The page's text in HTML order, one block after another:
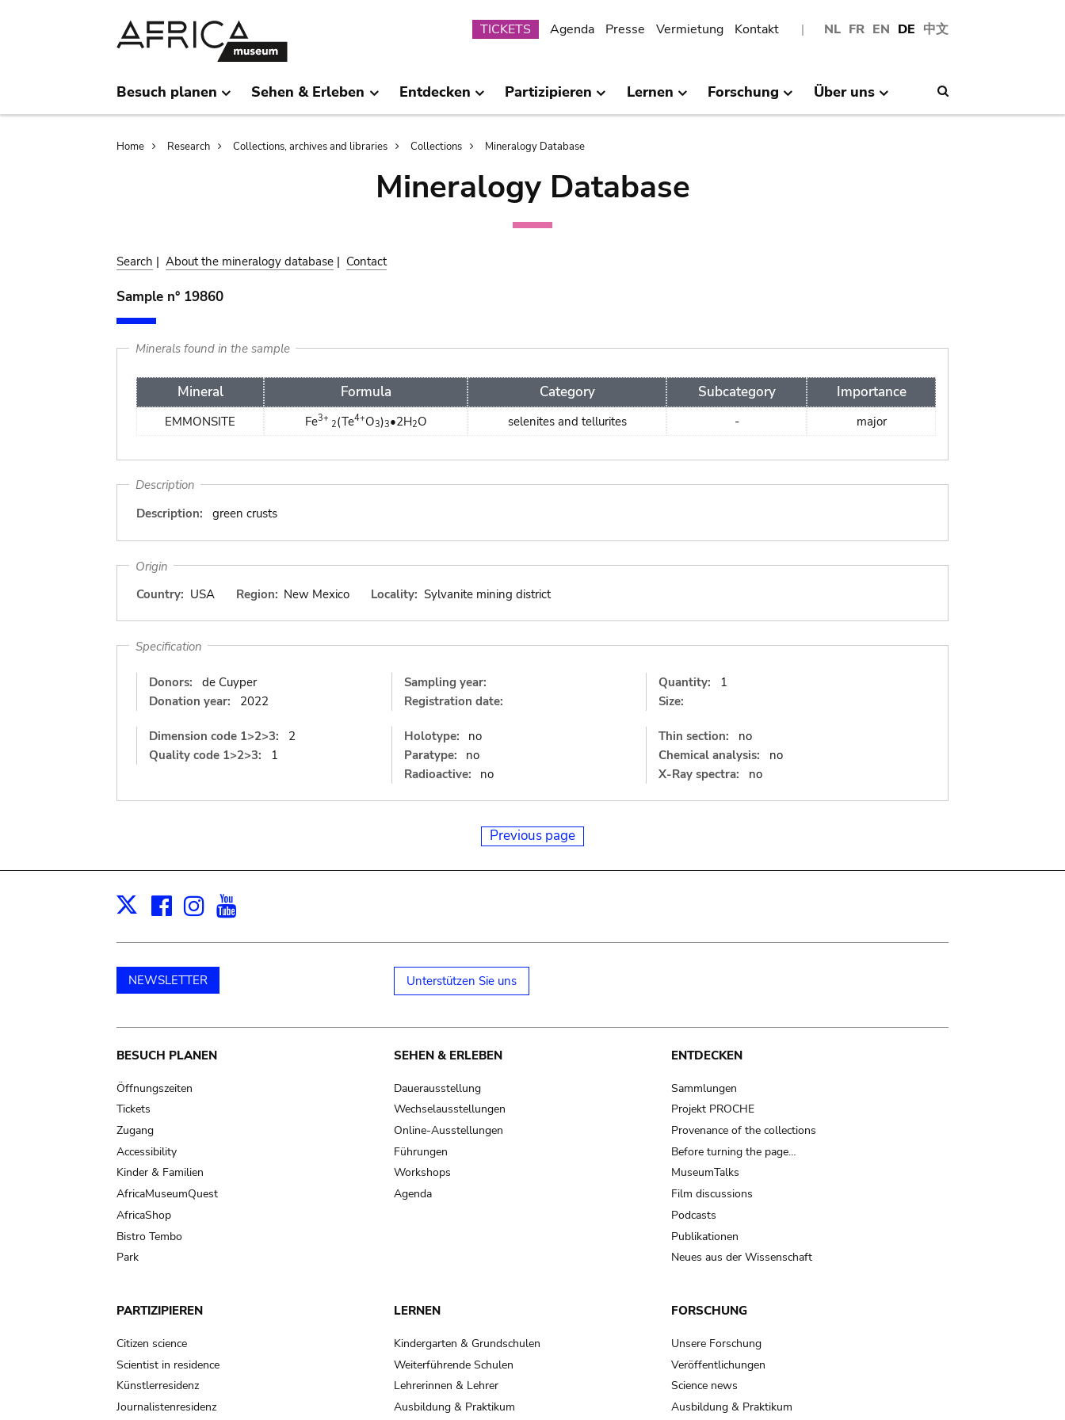
NL FR EN DE 中文
Submenu
TICKETS Agenda Presse Vermietung Kontakt
Besuch planen Sehen & Erleben Entdecken Partizipieren Lernen Forschung Über uns
Breadcrumb
Home Research Collections, archives and libraries Collections Mineralogy Database
Mineralogy Database
Search | About the mineralogy database | Contact
Sample n° 19860
Minerals found in the sample
Mineral Formula Category Subcategory Importance
EMMONSITE Fe3+
2(Te4+O3)3•2H2O selenites and tellurites - major
Description
Description:
green crusts
Origin
Country: USA Region: New Mexico Locality: Sylvanite mining district
Specification
Donors:
de Cuyper
Donation year:
2022
Sampling year:
Registration date:
Quantity:
1
Size:
Dimension code 1>2>3:
2
Quality code 1>2>3:
1
Holotype:
no
Paratype:
no
Radioactive:
no
Thin section:
no
Chemical analysis:
no
X-Ray spectra:
no
Previous page
X Facebook
Instagram
NEWSLETTER Unterstützen Sie uns
Main
navigation
BESUCH PLANEN
Öffnungszeiten
Tickets
Zugang
Accessibility
Kinder & Familien
AfricaMuseumQuest
AfricaShop
Bistro Tembo
Park
SEHEN & ERLEBEN
Dauerausstellung
Wechselausstellungen
Online-Ausstellungen
Führungen
Workshops
Agenda
ENTDECKEN
Sammlungen
Projekt PROCHE
Provenance of the collections
Before turning the page…
MuseumTalks
Film discussions
Podcasts
Publikationen
Neues aus der Wissenschaft
PARTIZIPIEREN
Citizen science
Scientist in residence
Künstlerresidenz
Journalistenresidenz
LERNEN
Kindergarten & Grundschulen
Weiterführende Schulen
Lehrerinnen & Lehrer
Ausbildung & Praktikum
FORSCHUNG
Unsere Forschung
Veröffentlichungen
Science news
Ausbildung & Praktikum